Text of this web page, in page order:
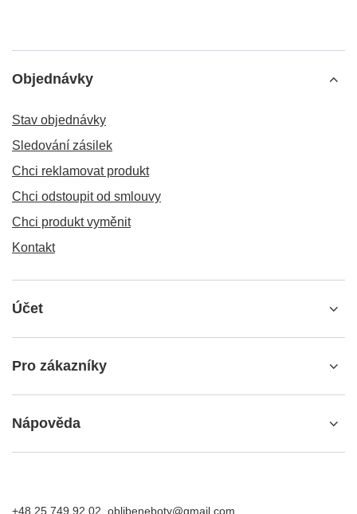
Objednávky
Stav objednávky
Sledování zásilek
Chci reklamovat produkt
Chci odstoupit od smlouvy
Chci produkt vyměnit
Kontakt
Účet
Pro zákazníky
Nápověda
+48 25 749 92 02 oblibeneboty@gmail.com